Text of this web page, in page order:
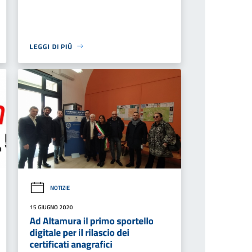
LEGGI DI PIÙ
NOTIZIE
15 GIUGNO 2020
Ad Altamura il primo sportello
digitale per il rilascio dei
certificati anagrafici